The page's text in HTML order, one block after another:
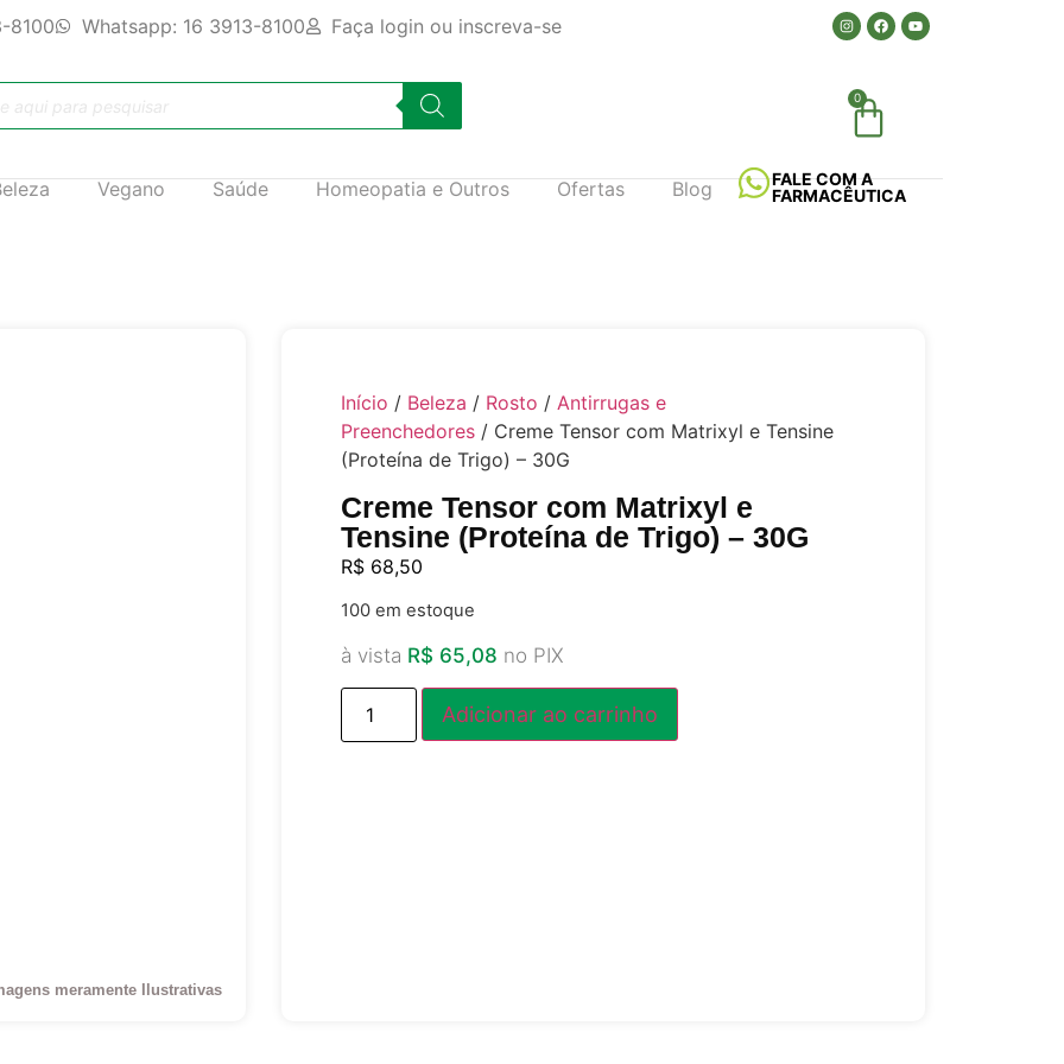
8100 Whatsapp: 16 3913-8100 Faça login ou inscreva-se
0
Vegano Saúde Homeopatia e Outros Ofertas Blog
FALE COM A
FARMACÊUTICA
meramente Ilustrativas
Início / Beleza / Rosto /Antirrugas e
Preenchedores / Creme Tensor com Matrixyl e Tensine
(Proteína de Trigo) – 30G
Creme Tensor com Matrixyl e
Tensine (Proteína de Trigo) – 30G
R$ 68,50
100 em estoque
à vista R$ 65,08 no PIX
Adicionar ao carrinho